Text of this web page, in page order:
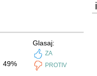
49%
Glasaj:
ZA
PROTIV